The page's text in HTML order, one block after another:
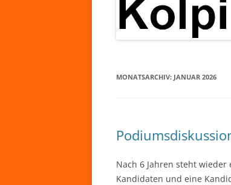
MONATSARCHIV: JANUAR 2026
Nach 6 Jahren steht
Kandidaten und eine